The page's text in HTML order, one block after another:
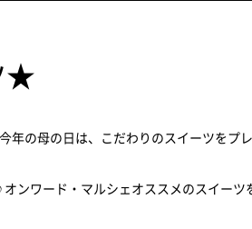
★
年の母の日は、こだわりのスイーツをプ
ンワード・マルシェオススメのスイーツ